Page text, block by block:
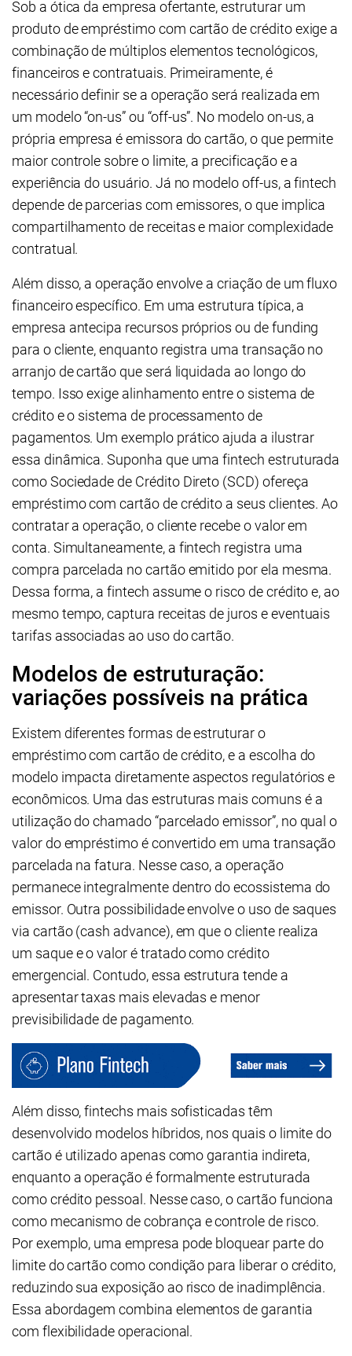
Sob a ótica da empresa ofertante, estruturar um
produto de empréstimo com cartão de crédito exige a
combinação de múltiplos elementos tecnológicos,
financeiros e contratuais. Primeiramente, é
necessário definir se a operação será realizada em
um modelo “on-us” ou “off-us”. No modelo on-us, a
própria empresa é emissora do cartão, o que permite
maior controle sobre o limite, a precificação e a
experiência do usuário. Já no modelo off-us, a fintech
depende de parcerias com emissores, o que implica
compartilhamento de receitas e maior complexidade
contratual.
Além disso, a operação envolve a criação de um fluxo
financeiro específico. Em uma estrutura típica, a
empresa antecipa recursos próprios ou de funding
para o cliente, enquanto registra uma transação no
arranjo de cartão que será liquidada ao longo do
tempo. Isso exige alinhamento entre o sistema de
crédito e o sistema de processamento de
pagamentos. Um exemplo prático ajuda a ilustrar
essa dinâmica. Suponha que uma fintech estruturada
como Sociedade de Crédito Direto (SCD) ofereça
empréstimo com cartão de crédito a seus clientes. Ao
contratar a operação, o cliente recebe o valor em
conta. Simultaneamente, a fintech registra uma
compra parcelada no cartão emitido por ela mesma.
Dessa forma, a fintech assume o risco de crédito e, ao
mesmo tempo, captura receitas de juros e eventuais
tarifas associadas ao uso do cartão.
Modelos de estruturação:
variações possíveis na prática
Existem diferentes formas de estruturar o
empréstimo com cartão de crédito, e a escolha do
modelo impacta diretamente aspectos regulatórios e
econômicos. Uma das estruturas mais comuns é a
utilização do chamado “parcelado emissor”, no qual o
valor do empréstimo é convertido em uma transação
parcelada na fatura. Nesse caso, a operação
permanece integralmente dentro do ecossistema do
emissor. Outra possibilidade envolve o uso de saques
via cartão (cash advance), em que o cliente realiza
um saque e o valor é tratado como crédito
emergencial. Contudo, essa estrutura tende a
apresentar taxas mais elevadas e menor
previsibilidade de pagamento.
Além disso, fintechs mais sofisticadas têm
desenvolvido modelos híbridos, nos quais o limite do
cartão é utilizado apenas como garantia indireta,
enquanto a operação é formalmente estruturada
como crédito pessoal. Nesse caso, o cartão funciona
como mecanismo de cobrança e controle de risco.
Por exemplo, uma empresa pode bloquear parte do
limite do cartão como condição para liberar o crédito,
reduzindo sua exposição ao risco de inadimplência.
Essa abordagem combina elementos de garantia
com flexibilidade operacional.